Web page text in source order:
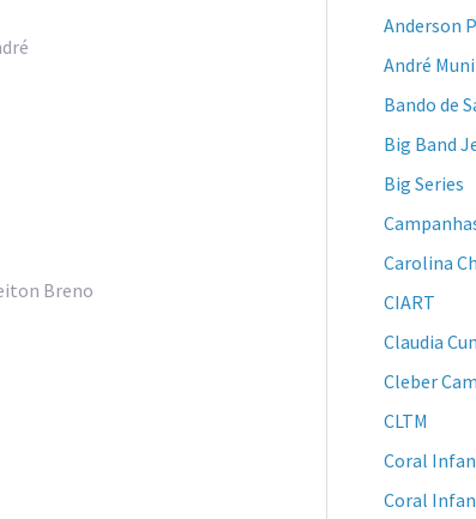
Breno
Anderson
André
Bando de
Big Band
Big Series
Carolina
CIART
Claudia
Cleber
CLTM
Coral
Coral